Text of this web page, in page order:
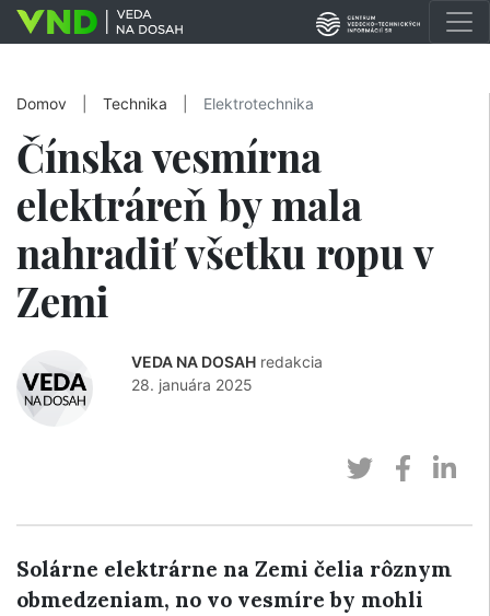
Domov Technika Elektrotechnika
Čínska vesmírna
elektráreň by mala
nahradiť všetku ropu v
Zemi
VEDA NA DOSAH redakcia
28. januára 2025
Solárne elektrárne na Zemi čelia rôznym
obmedzeniam, no vo vesmíre by mohli